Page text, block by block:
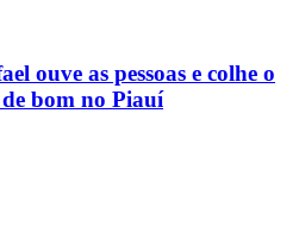
ouve as pessoas e colhe o
bom no Piauí